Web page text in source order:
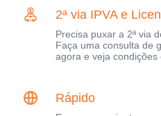
2ª via IPVA e
Precisa puxar a 2ª via
Faça uma consulta de
agora e veja
Rápido